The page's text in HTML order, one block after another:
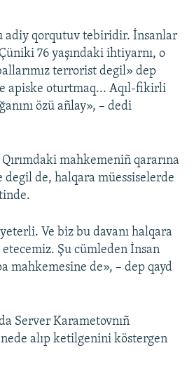
adiy qorqutuv tebiridir. İnsanlar
76 yaşındaki ihtiyarnı, o
terrorist degil» dep
apiske oturtmaq... Aqıl-fikirli
özü añlay», – dedi
mahkemeniñ qararına
degil de, halqara müessiselerde
Ve biz bu davanı halqara
Şu cümleden İnsan
mahkemesine de», – dep qayd
Server Karametovnıñ
alıp ketilgenini köstergen